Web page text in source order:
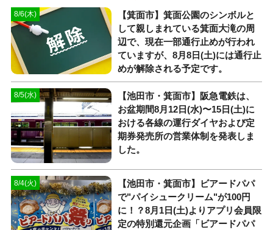
8/6(木)
【箕面市】箕面公園のシンボルと
して親しまれている箕面大滝の周
辺で、現在一部通行止めが行われ
ていますが、8月8日(土)には通行止
めが解除される予定です。
8/5(水)
【池田市・箕面市】阪急電鉄は、
お盆期間8月12日(水)〜15日(土)に
おける各線の運行ダイヤおよび定
期券発売所の営業体制を発表しま
した。
8/4(火)
【池田市・箕面市】ビアードパパ
で"パイシュークリーム"が100円
に！？8月1日(土)よりアプリ会員限
定の特別還元企画「ビアードパパ